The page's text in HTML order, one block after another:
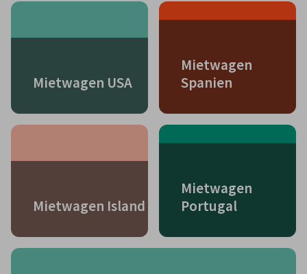
Mietwagen USA
Mietwagen
Spanien
Mietwagen Island
Mietwagen
Portugal